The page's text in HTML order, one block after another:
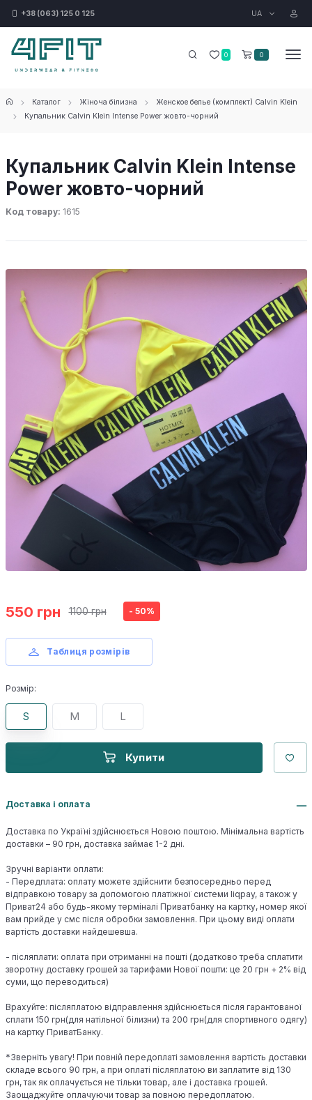
+38 (063) 125 0 125 UA
0 0
Каталог Жіноча білизна
Женское белье (комплект) Calvin Klein
Купальник Calvin Klein Intense Power жовто-чорний
Купальник Calvin Klein Intense
Power жовто-чорний
Код товару: 1615
550 грн 1100 грн - 50%
Таблиця розмірів
Розмір:
S M L
Купити
Доставка і оплата
Доставка по Україні здійснюється Новою поштою. Мінімальна вартість
доставки – 90 грн, доставка займає 1-2 дні.
Зручні варіанти оплати:
- Передплата: оплату можете здійснити безпосередньо перед
відправкою товару за допомогою платіжної системи liqpay, а також у
Приват24 або будь-якому терміналі Приватбанку на картку, номер якої
вам прийде у смс після обробки замовлення. При цьому виді оплати
вартість доставки найдешевша.
- післяплати: оплата при отриманні на пошті (додатково треба сплатити
зворотну доставку грошей за тарифами Нової пошти: це 20 грн + 2% від
суми, що переводиться)
Врахуйте: післяплатою відправлення здійснюється після гарантованої
сплати 150 грн(для натільної білизни) та 200 грн(для спортивного одягу)
на картку ПриватБанку.
*Зверніть увагу! При повній передоплаті замовлення вартість доставки
складе всього 90 грн, а при оплаті післяплатою ви заплатите від 130
грн, так як оплачується не тільки товар, але і доставка грошей.
Заощаджуйте оплачуючи товар за повною передоплатою.